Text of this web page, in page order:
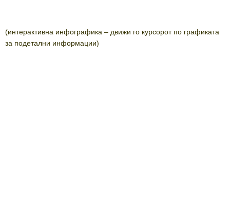
(интерактивна инфографика – движи го курсорот по графиката
за подетални информации)